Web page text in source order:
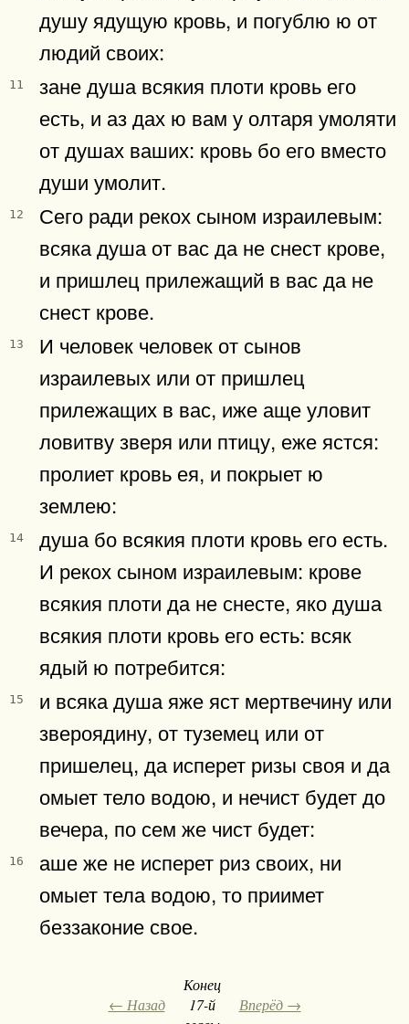
душу ядущую кровь, и погублю ю от
людий своих:
11
зане душа всякия плоти кровь его
есть, и аз дах ю вам у олтаря умоляти
от душах ваших: кровь бо его вместо
души умолит.
12
Сего ради рекох сыном израилевым:
всяка душа от вас да не снест крове,
и пришлец прилежащий в вас да не
снест крове.
13
И человек человек от сынов
израилевых или от пришлец
прилежащих в вас, иже аще уловит
ловитву зверя или птицу, еже ястся:
пролиет кровь ея, и покрыет ю
землею:
14
душа бо всякия плоти кровь его есть.
И рекох сыном израилевым: крове
всякия плоти да не снесте, яко душа
всякия плоти кровь его есть: всяк
ядый ю потребится:
15
и всяка душа яже яст мертвечину или
звероядину, от туземец или от
пришелец, да исперет ризы своя и да
омыет тело водою, и нечист будет до
вечера, по сем же чист будет:
16
аше же не исперет риз своих, ни
омыет тела водою, то приимет
беззаконие свое.
← Назад
Конец
17-й
Вперёд →